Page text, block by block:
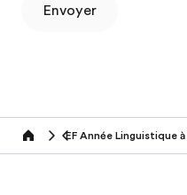
Envoyer
Home